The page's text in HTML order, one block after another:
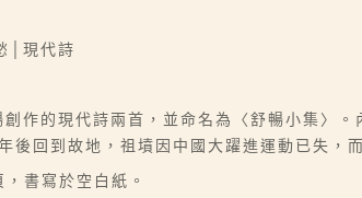
│現代詩
作的現代詩兩首，並命名為〈舒暢小集〉
後回到故地，祖墳因中國大躍進運動已失，
書寫於空白紙。